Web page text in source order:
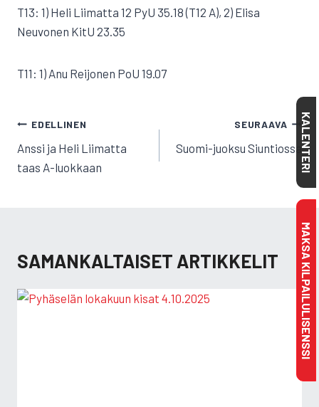
T13: 1) Heli Liimatta 12 PyU 35.18 (T12 A), 2) Elisa
Neuvonen KitU 23.35
T11: 1) Anu Reijonen PoU 19.07
ARTIKKELIEN
SELAUS
EDELLINEN
Anssi ja Heli Liimatta
taas A-luokkaan
SEURAAVA
Suomi-juoksu Siuntiossa
SAMANKALTAISET ARTIKKELIT
KALENTERI
MAKSA KILPAILULISENSSI